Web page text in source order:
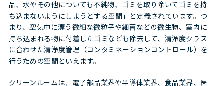
品、水やその他についても不純物、ゴミを取り除いてゴミを持
ち込まないようにしようとする空間」と定義されています。つ
まり、空気中に漂う微細な微粒子や細菌などの微生物、室内に
持ち込まれる物に付着したゴミなども除去して、清浄度クラス
に合わせた清浄度管理（コンタミネーションコントロール）を
行うための空間といえます。
クリーンルームは、電子部品業界や半導体業界、食品業界、医